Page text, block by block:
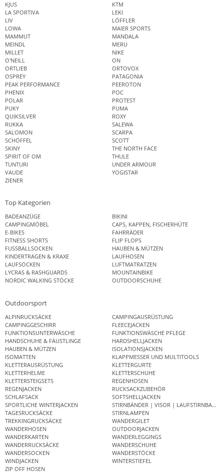
KJUS
KTM
LA SPORTIVA
LEKI
LIV
LÖFFLER
LOWA
MAIER SPORTS
MAMMUT
MANDALA
MEINDL
MERU
MILLET
NIKE
O'NEILL
ON
ORTLIEB
ORTOVOX
OSPREY
PATAGONIA
PEAK PERFORMANCE
PEEROTON
PHENIX
POC
POLAR
PROTEST
PUKY
PUMA
QUIKSILVER
ROXY
RUKKA
SALEWA
SALOMON
SCARPA
SCHÖFFEL
SCOTT
SKINY
THE NORTH FACE
SPIRIT OF OM
THULE
TUNTURI
UNDER ARMOUR
VAUDE
YOGISTAR
ZIENER
Top Kategorien
BADEANZÜGE
BIKINI
CAMPINGMÖBEL
CAPS, KAPPEN, FISCHERHÜTE
E-BIKES
FAHRRÄDER
FITNESS SHORTS
FLIP FLOPS
FUSSBALLSOCKEN
HAUBEN & MÜTZEN
KINDERTRAGEN & KRAXE
LAUFHOSEN
LAUFSOCKEN
LUFTMATRATZEN
LYCRAS & RASHGUARDS
MOUNTAINBIKE
NORDIC WALKING STÖCKE
OUTDOORSCHUHE
Outdoorsport
ALPINRUCKSÄCKE
CAMPINGAUSRÜSTUNG
CAMPINGGESCHIRR
FLEECEJACKEN
FUNKTIONSUNTERWÄSCHE
FUNKTIONSWÄSCHE PFLEGE
HANDSCHUHE & FÄUSTLINGE
HARDSHELLJACKEN
HAUBEN & MÜTZEN
ISOLATIONSJACKEN
ISOMATTEN
KLAPPMESSER UND MULTITOOLS
KLETTERAUSRÜSTUNG
KLETTERGURTE
KLETTERHELME
KLETTERSCHUHE
KLETTERSTEIGSETS
REGENHOSEN
REGENJACKEN
RUCKSACKZUBEHÖR
SCHLAFSACK
SOFTSHELLJACKEN
SPORTLICHE WINTERJACKEN
STIRNBÄNDER | VISOR | LAUFSTIRNBAND
TAGESRUCKSÄCKE
STIRNLAMPEN
TREKKINGRUCKSÄCKE
WANDERGILET
WANDERHOSEN
OUTDOORJACKEN
WANDERKARTEN
WANDERLEGGINGS
WANDERRUCKSÄCKE
WANDERSCHUHE
WANDERSOCKEN
WANDERSTÖCKE
WINDJACKEN
WINTERSTIEFEL
ZIP OFF HOSEN